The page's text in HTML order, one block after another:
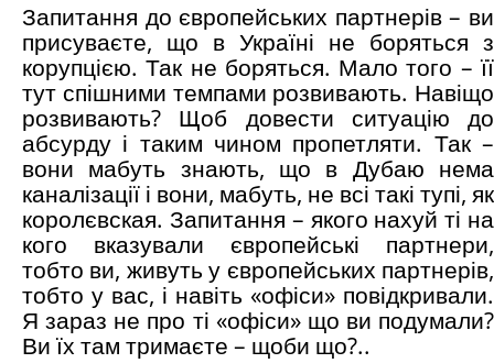
Запитання до європейських партнерів – ви
присуваєте, що в Україні не боряться з
корупцією. Так не боряться. Мало того – її
тут спішними темпами розвивають. Навіщо
розвивають? Щоб довести ситуацію до
абсурду і таким чином пропетляти. Так –
вони мабуть знають, що в Дубаю нема
каналізації і вони, мабуть, не всі такі тупі, як
королєвская. Запитання – якого нахуй ті на
кого вказували європейські партнери,
тобто ви, живуть у європейських партнерів,
тобто у вас, і навіть «офіси» повідкривали.
Я зараз не про ті «офіси» що ви подумали?
Ви їх там тримаєте – щоби що?..